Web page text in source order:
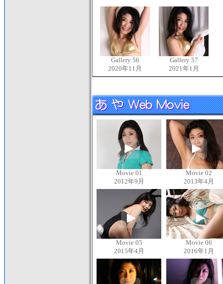
Gallery 56
2020年11月
Gallery 57
2021年1月
Movie 01
2012年9月
Movie 02
2013年4月
Movie 05
2015年4月
Movie 06
2016年1月